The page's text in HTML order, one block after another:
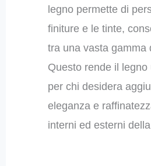
legno permette di
finiture e le tinte,
tra una vasta gamma
Questo rende il legno
per chi desidera
eleganza e
interni ed esterni